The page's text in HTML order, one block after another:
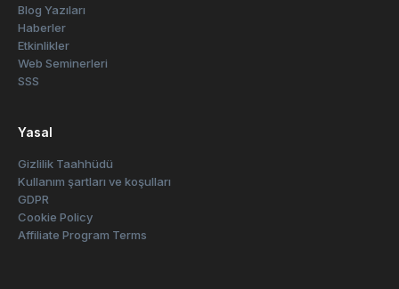
Blog Yazıları
Haberler
Etkinlikler
Web Seminerleri
SSS
Yasal
Gizlilik Taahhüdü
Kullanım şartları ve koşulları
GDPR
Cookie Policy
Affiliate Program Terms